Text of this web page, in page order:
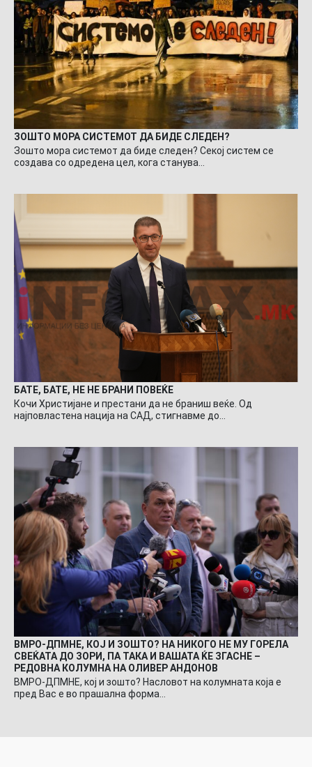
ЗОШТО МОРА СИСТЕМОТ ДА БИДЕ СЛЕДЕН?
Зошто мора системот да биде следен? Секој систем се
создава со одредена цел, кога станува…
БАТЕ, БАТЕ, НЕ НЕ БРАНИ ПОВЕЌЕ
Кочи Христијане и престани да не браниш веќе. Од
најповластена нација на САД, стигнавме до…
ВМРО-ДПМНЕ, КОЈ И ЗОШТО? НА НИКОГО НЕ МУ ГОРЕЛА
СВЕЌАТА ДО ЗОРИ, ПА ТАКА И ВАШАТА ЌЕ ЗГАСНЕ –
РЕДОВНА КОЛУМНА НА ОЛИВЕР АНДОНОВ
ВМРО-ДПМНЕ, кој и зошто? Насловот на колумната која е
пред Вас е во прашална форма…